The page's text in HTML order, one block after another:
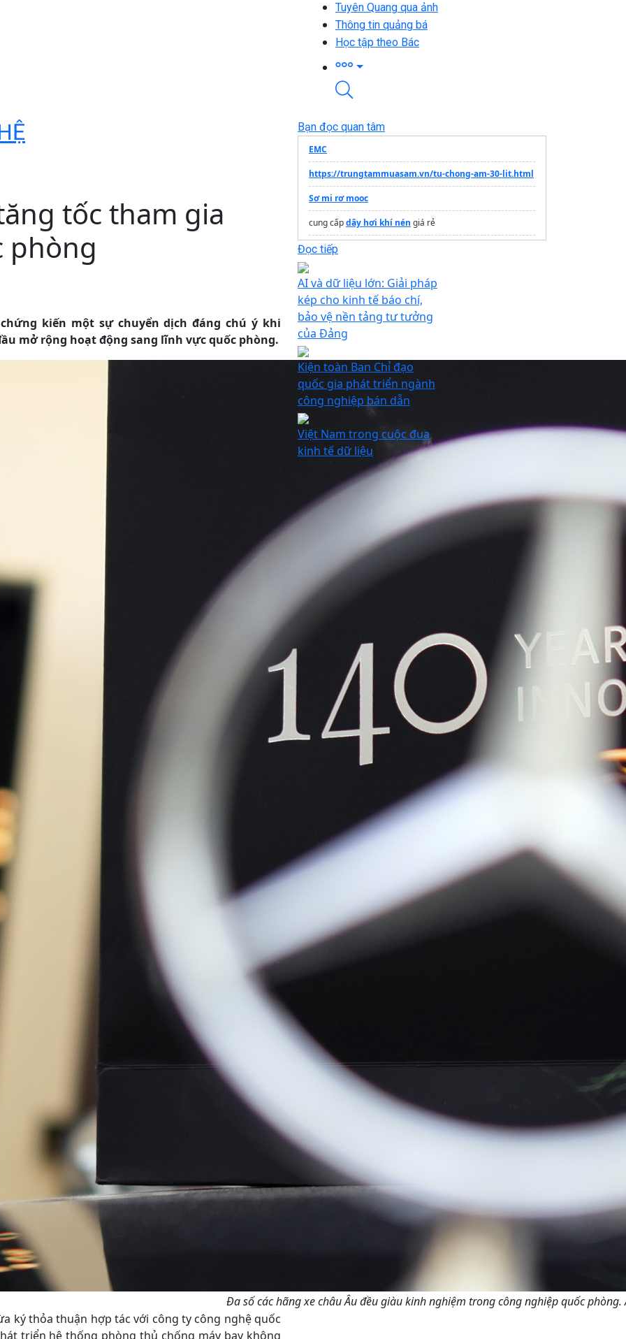
Tuyên Quang qua ảnh
Thông tin quảng bá
Học tập theo Bác
tốc tham gia
phòng
kiến một sự chuyển dịch đáng chú ý khi
mở rộng hoạt động sang lĩnh vực quốc phòng.
Đa số các hãng xe châu Âu đều giàu kinh nghiệm trong công nghiệp quốc phòng.
ký thỏa thuận hợp tác với công ty công nghệ quốc
triển hệ thống phòng thủ chống máy bay không
Bạn đọc quan tâm
EMC
https://trungtammuasam.vn/tu-chong-am-30-lit.html
Sơ mi rơ mooc
cung cấpdây hơi khí nén giá rẻ
Máy đo độ bóng KSJ MG6-SA
Gondola Shelving
Tâm lý NHChttps://tamlynhc.vn/
Đọc tiếp
AI và dữ liệu lớn: Giải pháp
kép cho kinh tế báo chí,
bảo vệ nền tảng tư tưởng
của Đảng
Kiện toàn Ban Chỉ đạo
quốc gia phát triển ngành
công nghiệp bán dẫn
Việt Nam trong cuộc đua
kinh tế dữ liệu